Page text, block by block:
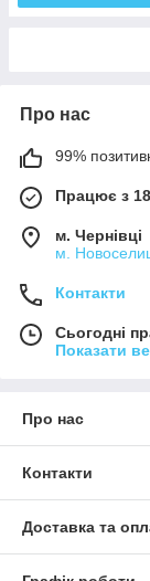
Про нас
99%
Працює з
м. Чернівці
м.
Контакти
Сьогодні
Показати
Про нас
Контакти
Доставка та